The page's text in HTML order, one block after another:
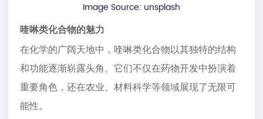
Image Source: unsplash
喹啉类化合物的魅力
在化学的广阔天地中，喹啉类化合物以其独特的结构
和功能逐渐崭露头角。它们不仅在药物开发中扮演着
重要角色，还在农业、材料科学等领域展现了无限可
能性。